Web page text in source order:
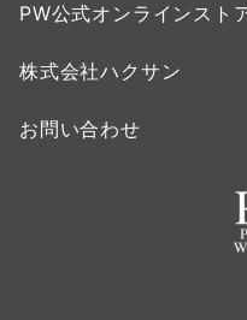
PW公式オンラインスト
株式会社ハクサン
お問い合わせ